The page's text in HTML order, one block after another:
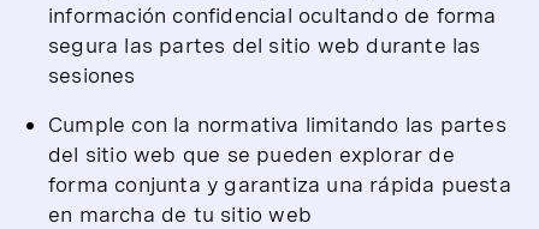
información confidencial ocultando de forma
segura las partes del sitio web durante las
sesiones
Cumple con la normativa limitando las partes
del sitio web que se pueden explorar de
forma conjunta y garantiza una rápida puesta
en marcha de tu sitio web